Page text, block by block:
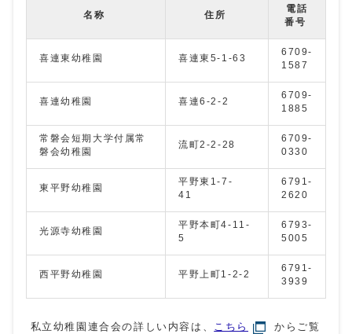
名称 住所
電話
番号
喜連東幼稚園 喜連東5-1-63
6709-
1587
喜連幼稚園 喜連6-2-2
6709-
1885
常磐会短期大学付属常
磐会幼稚園
流町2-2-28
6709-
0330
東平野幼稚園
平野東1-7-
41
6791-
2620
光源寺幼稚園
平野本町4-11-
5
6793-
5005
西平野幼稚園 平野上町1-2-2
6791-
3939
私立幼稚園連合会の詳しい内容は、 こちら
からご覧